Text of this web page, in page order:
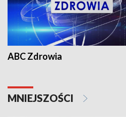
ABC Zdrowia
MNIEJSZOŚCI